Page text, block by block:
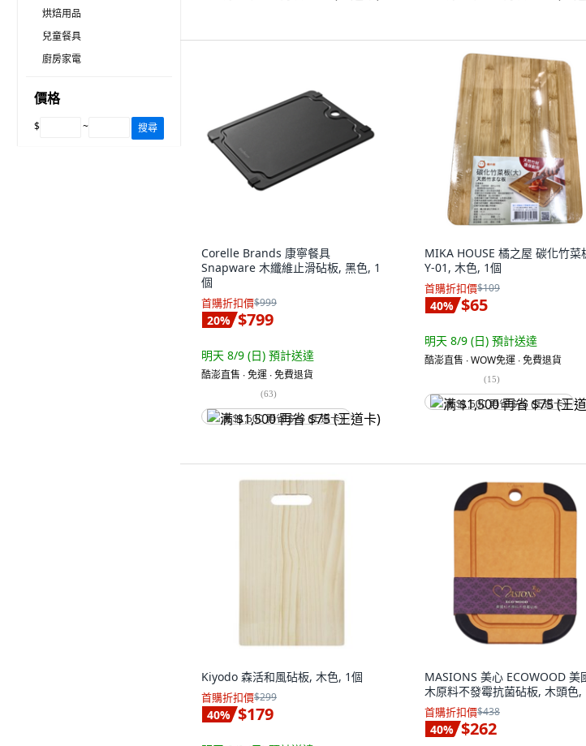
烘焙用品
兒童餐具
廚房家電
價格
$ ~ 搜尋
Corelle Brands 康寧餐具
Snapware 木纖維止滑砧板, 黑色, 1
個
首購折扣價$999
20% $799
明天 8/9 (日) 預計送達
酷澎直售 ∙ 免運 ∙ 免費退貨
(63)
满 $1,500 再省 $75 (王道卡)
MIKA HOUSE 橘之屋 碳化竹菜
Y-01, 木色, 1個
首購折扣價$109
40% $65
明天 8/9 (日) 預計送達
酷澎直售 ∙ WOW免運 ∙ 免費退貨
(15)
满 $1,500 再省 $75 (王道卡)
Kiyodo 森活和風砧板, 木色, 1個
首購折扣價$299
40% $179
MASIONS 美心 ECOWOOD 美
木原料不發霉抗菌砧板, 木頭色,
首購折扣價$438
40% $262